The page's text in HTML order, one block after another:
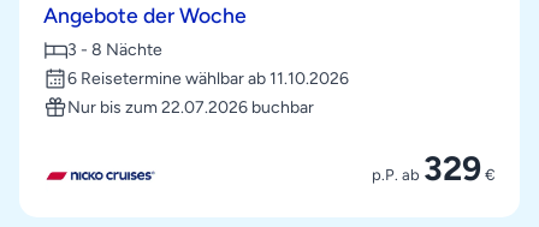
Angebote der Woche
3 - 8 Nächte
6 Reisetermine wählbar ab 11.10.2026
Nur bis zum 22.07.2026 buchbar
p.P. ab 329 €